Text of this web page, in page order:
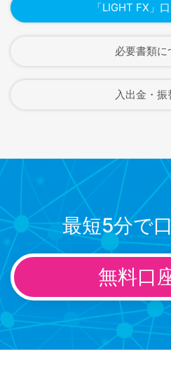
「LIGHT FX」
必要書類に
入出金・振
最短5分で
無料口